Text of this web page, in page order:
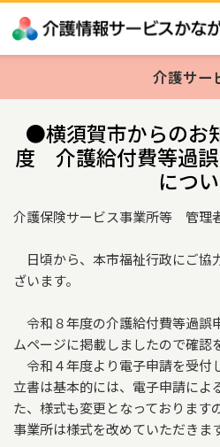
介護サー
●横須賀市からのお
度 介護給付費等過
につ
介護保険サービス事業所等 管
日頃から、本市福祉行政にご協
ざいます。
令和８年度の介護給付費等過誤
ムページに掲載しましたので確認
令和４年度より電子申請を受付
立書は基本的には、電子申請によ
た、様式も変更となっております
事業所は様式を改めていただきま